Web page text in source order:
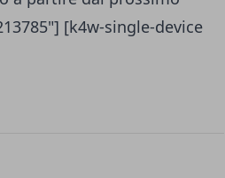
[k4w-single-device